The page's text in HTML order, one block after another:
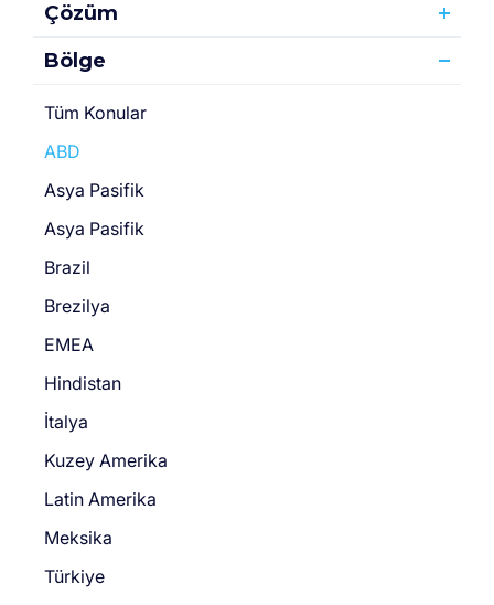
Çözüm
Bölge
Tüm Konular
ABD
Asya Pasifik
Asya Pasifik
Brazil
Brezilya
EMEA
Hindistan
İtalya
Kuzey Amerika
Latin Amerika
Meksika
Türkiye